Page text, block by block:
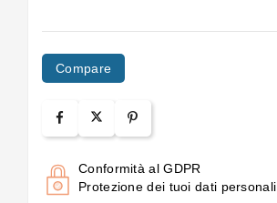
Compare
Conformità al GDPR
Protezione dei tuoi dati personali